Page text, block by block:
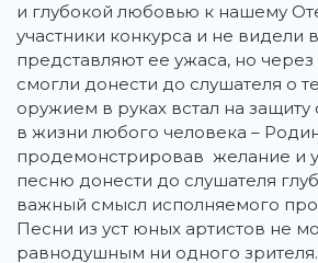
и глубокой любовью к нашему
участники конкурса и не видели
представляют ее ужаса, но
смогли донести до слушателя о
оружием в руках встал на
в жизни любого человека –
продемонстрировав желание и
песню донести до слушателя
важный смысл исполняемого
Песни из уст юных артистов не
равнодушным ни одного